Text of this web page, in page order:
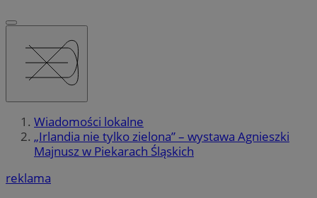
Wiadomości lokalne
„Irlandia nie tylko zielona” – wystawa Agnieszki
Majnusz w Piekarach Śląskich
reklama